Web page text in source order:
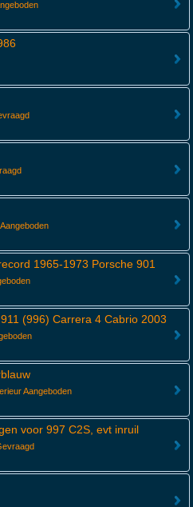
1965-1973 Porsche 901
(996) Carrera 4 Cabrio 2003
Aangeboden
voor 997 C2S, evt inruil